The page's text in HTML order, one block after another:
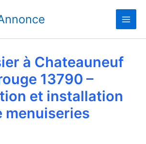
à Chateauneuf
13790 –
et installation
menuiseries